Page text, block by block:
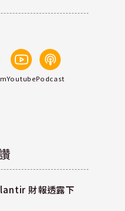
YoutubePodcast
財報透露下